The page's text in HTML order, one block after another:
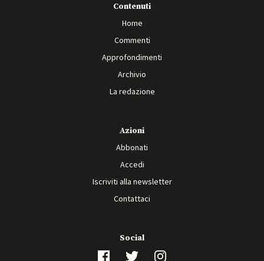
Contenuti
Home
Commenti
Approfondimenti
Archivio
La redazione
Azioni
Abbonati
Accedi
Iscriviti alla newsletter
Contattaci
Social